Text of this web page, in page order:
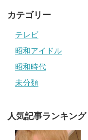
カテゴリー
テレビ
昭和アイドル
昭和時代
未分類
人気記事ランキング